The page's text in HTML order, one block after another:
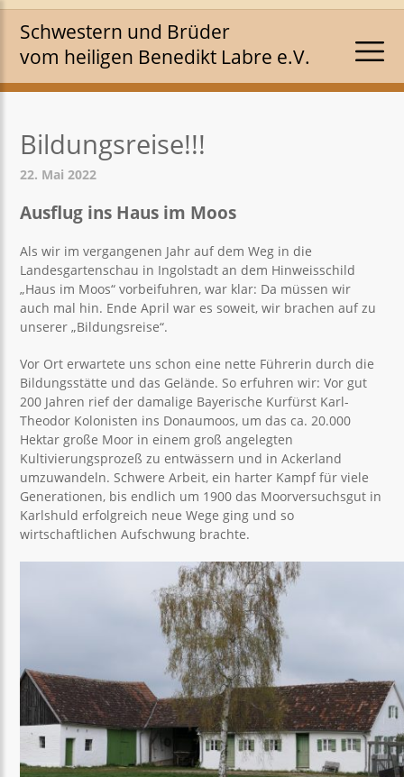
Schwestern und Brüder
vom heiligen Benedikt Labre e.V.
Bildungsreise!!!
22. Mai 2022
Ausflug ins Haus im Moos
Als wir im vergangenen Jahr auf dem Weg in die
Landesgartenschau in Ingolstadt an dem Hinweisschild
„Haus im Moos“ vorbeifuhren, war klar: Da müssen wir
auch mal hin. Ende April war es soweit, wir brachen auf zu
unserer „Bildungsreise“.
Vor Ort erwartete uns schon eine nette Führerin durch die
Bildungsstätte und das Gelände. So erfuhren wir: Vor gut
200 Jahren rief der damalige Bayerische Kurfürst Karl-
Theodor Kolonisten ins Donaumoos, um das ca. 20.000
Hektar große Moor in einem groß angelegten
Kultivierungsprozeß zu entwässern und in Ackerland
umzuwandeln. Schwere Arbeit, ein harter Kampf für viele
Generationen, bis endlich um 1900 das Moorversuchsgut in
Karlshuld erfolgreich neue Wege ging und so
wirtschaftlichen Aufschwung brachte.